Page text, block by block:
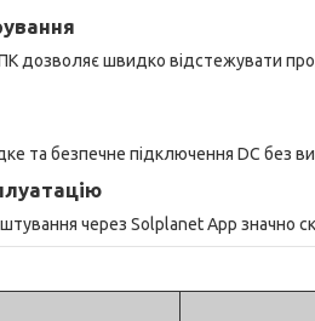
дозволяє швидко відстежувати
та безпечне підключення DC без
через Solplanet App значно